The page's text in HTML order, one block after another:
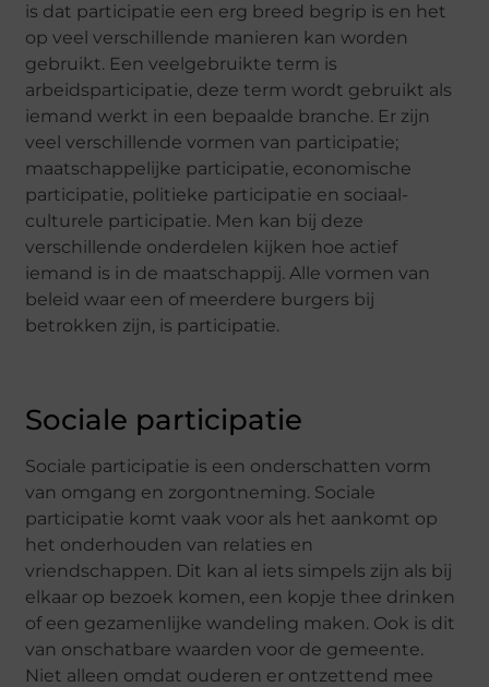
is dat participatie een erg breed begrip is en het
op veel verschillende manieren kan worden
gebruikt. Een veelgebruikte term is
arbeidsparticipatie, deze term wordt gebruikt als
iemand werkt in een bepaalde branche. Er zijn
veel verschillende vormen van participatie;
maatschappelijke participatie, economische
participatie, politieke participatie en sociaal-
culturele participatie. Men kan bij deze
verschillende onderdelen kijken hoe actief
iemand is in de maatschappij. Alle vormen van
beleid waar een of meerdere burgers bij
betrokken zijn, is participatie.
Sociale participatie
Sociale participatie is een onderschatten vorm
van omgang en zorgontneming. Sociale
participatie komt vaak voor als het aankomt op
het onderhouden van relaties en
vriendschappen. Dit kan al iets simpels zijn als bij
elkaar op bezoek komen, een kopje thee drinken
of een gezamenlijke wandeling maken. Ook is dit
van onschatbare waarden voor de gemeente.
Niet alleen omdat ouderen er ontzettend mee